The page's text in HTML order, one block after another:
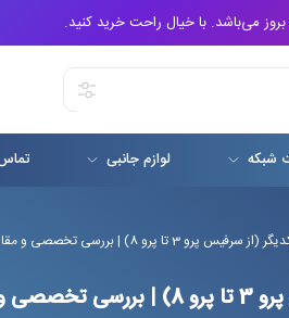
می‌باشد. با خیال راحت خرید کنید.
شبکه لوازم جانبی
پرو 8) | بررسی تخصصی و مقایسه کامل
کامل